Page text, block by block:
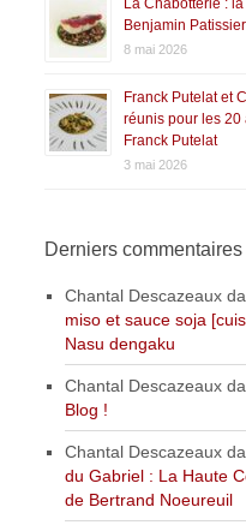
La Chabotterie :
Benjamin Patissier
8 mai 2026
Franck Putelat et
réunis pour les 20
Franck Putelat
3 mai 2026
Derniers commentaires
Chantal Descazeaux
miso et sauce soja
Nasu dengaku
Chantal Descazeaux
Blog !
Chantal Descazeaux
du Gabriel : La Haute
de Bertrand Noeureuil